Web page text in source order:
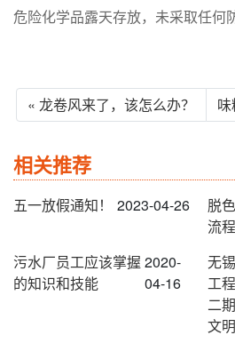
危险化学品露天存放，未采取任何
« 龙卷风来了，该怎么办？
相关推荐
五一放假通知！ 2023-04-26
脱
流程
污水厂员工应该掌握
的知识和技能
2020-
04-16
无
工
二
文